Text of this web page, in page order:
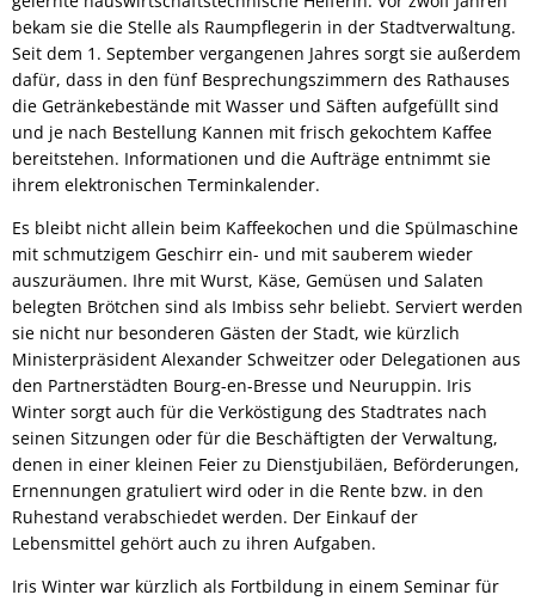
bekam sie die Stelle als Raumpflegerin in der Stadtverwaltung.
Seit dem 1. September vergangenen Jahres sorgt sie außerdem
dafür, dass in den fünf Besprechungszimmern des Rathauses
die Getränkebestände mit Wasser und Säften aufgefüllt sind
und je nach Bestellung Kannen mit frisch gekochtem Kaffee
bereitstehen. Informationen und die Aufträge entnimmt sie
ihrem elektronischen Terminkalender.
Es bleibt nicht allein beim Kaffeekochen und die Spülmaschine
mit schmutzigem Geschirr ein- und mit sauberem wieder
auszuräumen. Ihre mit Wurst, Käse, Gemüsen und Salaten
belegten Brötchen sind als Imbiss sehr beliebt. Serviert werden
sie nicht nur besonderen Gästen der Stadt, wie kürzlich
Ministerpräsident Alexander Schweitzer oder Delegationen aus
den Partnerstädten Bourg-en-Bresse und Neuruppin. Iris
Winter sorgt auch für die Verköstigung des Stadtrates nach
seinen Sitzungen oder für die Beschäftigten der Verwaltung,
denen in einer kleinen Feier zu Dienstjubiläen, Beförderungen,
Ernennungen gratuliert wird oder in die Rente bzw. in den
Ruhestand verabschiedet werden. Der Einkauf der
Lebensmittel gehört auch zu ihren Aufgaben.
Iris Winter war kürzlich als Fortbildung in einem Seminar für